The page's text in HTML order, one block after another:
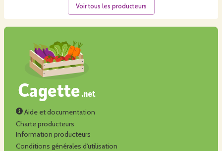
Voir tous les producteurs
Aide et documentation
Charte producteurs
Information producteurs
Conditions générales d'utilisation